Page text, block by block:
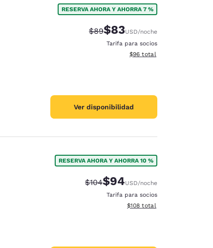
RESERVA AHORA Y AHORRA 7 %
Precio tachado:
$89Precio con descuento:
$83USD/noche
Tarifa para socios
Ver detalles del total
$96 total
Ver disponibilidad
RESERVA AHORA Y AHORRA 10 %
Precio tachado:
$104Precio con descuento:
$94USD/noche
Tarifa para socios
Ver detalles del total
$108 total